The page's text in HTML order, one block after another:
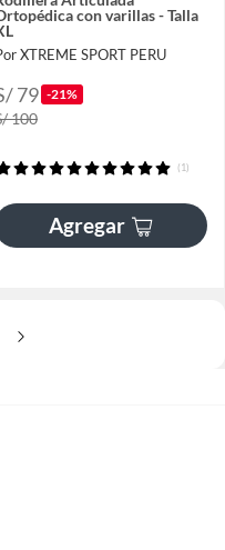
con varillas - Talla
XTREME SPORT PERU
79 -21%
100
(1)
Agregar